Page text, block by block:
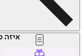
איזה